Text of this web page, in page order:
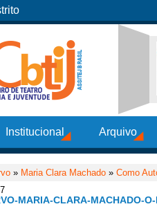
Institucional Arquivo
» Maria Clara Machado » Como
MARIA-CLARA-MACHADO-